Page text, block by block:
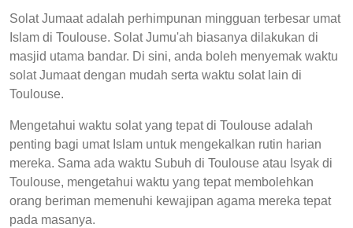
Solat Jumaat adalah perhimpunan mingguan terbesar umat
Islam di Toulouse. Solat Jumu'ah biasanya dilakukan di
masjid utama bandar. Di sini, anda boleh menyemak waktu
solat Jumaat dengan mudah serta waktu solat lain di
Toulouse.
Mengetahui waktu solat yang tepat di Toulouse adalah
penting bagi umat Islam untuk mengekalkan rutin harian
mereka. Sama ada waktu Subuh di Toulouse atau Isyak di
Toulouse, mengetahui waktu yang tepat membolehkan
orang beriman memenuhi kewajipan agama mereka tepat
pada masanya.